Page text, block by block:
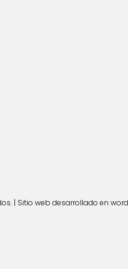
| Sitio web desarrollado en